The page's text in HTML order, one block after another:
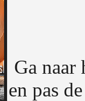
Ga
en pas